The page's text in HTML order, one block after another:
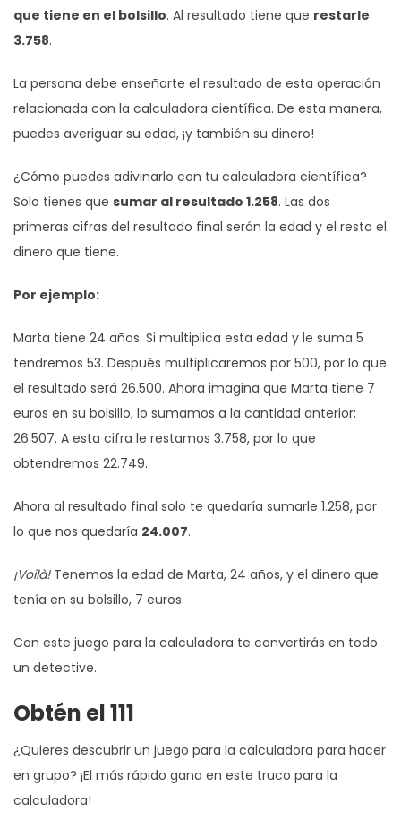
que tiene en el bolsillo. Al resultado tiene que restarle
3.758.
La persona debe enseñarte el resultado de esta operación
relacionada con la calculadora científica. De esta manera,
puedes averiguar su edad, ¡y también su dinero!
¿Cómo puedes adivinarlo con tu calculadora científica?
Solo tienes que sumar al resultado 1.258. Las dos
primeras cifras del resultado final serán la edad y el resto el
dinero que tiene.
Por ejemplo:
Marta tiene 24 años. Si multiplica esta edad y le suma 5
tendremos 53. Después multiplicaremos por 500, por lo que
el resultado será 26.500. Ahora imagina que Marta tiene 7
euros en su bolsillo, lo sumamos a la cantidad anterior:
26.507. A esta cifra le restamos 3.758, por lo que
obtendremos 22.749.
Ahora al resultado final solo te quedaría sumarle 1.258, por
lo que nos quedaría 24.007.
¡Voilà!Tenemos la edad de Marta, 24 años, y el dinero que
tenía en su bolsillo, 7 euros.
Con este juego para la calculadora te convertirás en todo
un detective.
Obtén el 111
¿Quieres descubrir un juego para la calculadora para hacer
en grupo? ¡El más rápido gana en este truco para la
calculadora!